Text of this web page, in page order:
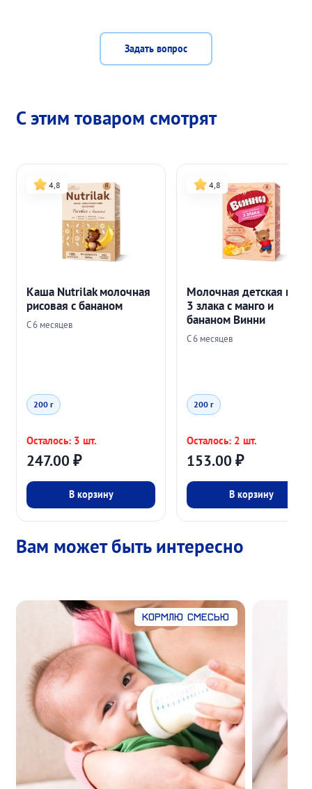
Задать вопрос
С этим товаром смотрят
4,8
Каша Nutrilak молочная
рисовая с бананом
С 6 месяцев
200 г
247.00₽
Осталось: 3 шт.
В корзину
4,8
Молочная детская каша
3 злака с манго и
бананом Винни
С 6 месяцев
200 г
153.00₽
Осталось: 2 шт.
В корзину
Вам может быть интересно
Кормлю смесью